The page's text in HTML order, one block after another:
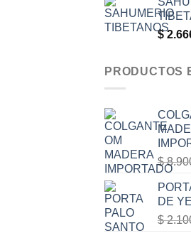
$
PRODUCTOS
$
DE
$